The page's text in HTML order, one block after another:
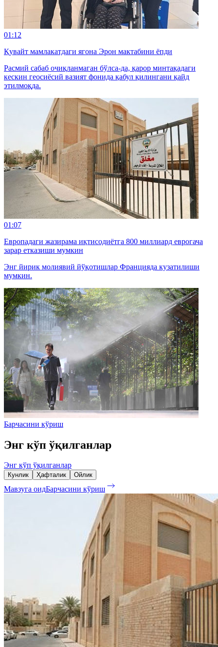
01:12
Қувайт мамлакатдаги ягона Эрон мактабини ёпди
Расмий сабаб очиқланмаган бўлса-да, қарор минтақадаги
кескин геосиёсий вазият фонида қабул қилингани қайд
этилмоқда.
01:07
Европадаги жазирама иқтисодиётга 800 миллиард еврогача
зарар етказиши мумкин
Энг йирик молиявий йўқотишлар Францияда кузатилиши
мумкин.
Барчасини кўриш
Энг кўп ўқилганлар
Энг кўп ўқилганлар
Кунлик Ҳафталик Ойлик
Мавзуга оидБарчасини кўриш